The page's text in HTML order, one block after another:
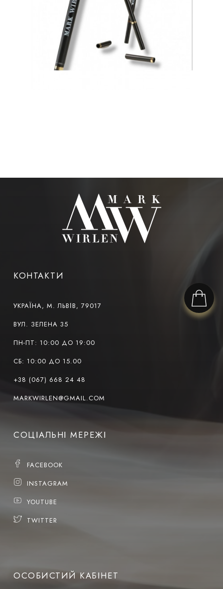
КОНТАКТИ
УКРАЇНА, М. ЛЬВІВ, 79017
ВУЛ. ЗЕЛЕНА 35
ПН-ПТ: 10:00 ДО 19:00
СБ: 10:00 ДО 15.00
+38 (067) 668 24 48
MARKWIRLEN@GMAIL.COM
СОЦІАЛЬНІ МЕРЕЖІ
FACEBOOK
INSTAGRAM
YOUTUBE
TWITTER
ОСОБИСТИЙ КАБІНЕТ